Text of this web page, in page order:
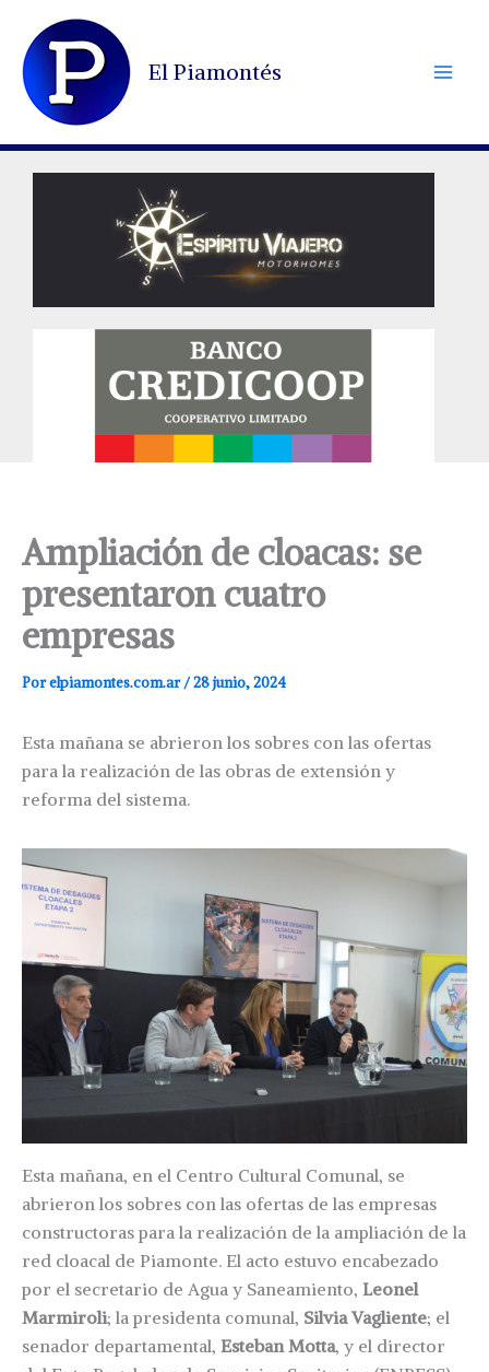
contenido
El Piamontés
Ampliación de cloacas: se
presentaron cuatro
empresas
Porelpiamontes.com.ar/28 junio, 2024
Esta mañana se abrieron los sobres con las ofertas
para la realización de las obras de extensión y
reforma del sistema.
Esta mañana, en el Centro Cultural Comunal, se
abrieron los sobres con las ofertas de las empresas
constructoras para la realización de la ampliación de la
red cloacal de Piamonte. El acto estuvo encabezado
por el secretario de Agua y Saneamiento, Leonel
Marmiroli; la presidenta comunal, Silvia Vagliente; el
senador departamental, Esteban Motta, y el director